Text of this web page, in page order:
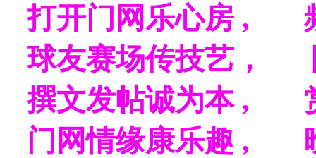
打开门网乐心房 ,
球友赛场传技艺，
撰文发帖诚为本 ,
门网情缘康乐趣 ,